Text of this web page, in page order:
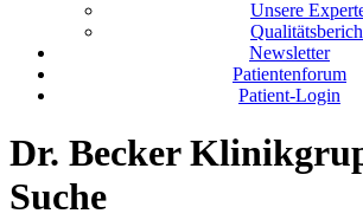
Unsere
Newsletter
Patientenforum
Patient-Login
Dr. Becker
Suche